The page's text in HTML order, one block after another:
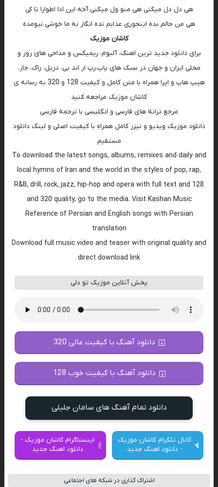
هی دل دل میکنی هی منو ول میکنی آخه این ادا اطوارا تا کی
هی من حالم بده اینجوری عذابم نده انگار به ما خوشی نیومده
کاشان موزیک
برای دانلود جدید ترین اهنگ، آلبوم، ریمیکس و مداحی های روز و
محلی ایران و جهان در سبک های پاپ،رپ ار اند بی، دریل، راک، جاز،
هیپ هاپ و اپرا همراه با متن کامل و کیفیت 128 و 320 به رسانه ی
کاشان موزیک مراجعه کنید
مرجع ترانه های فارسی و انگلیسی با ترجمه فارسی
دانلود موزیک ویدیو و تیزر کامل همراه با کیفیت اصلی و لینک دانلود
مستقیم
To download the latest songs, albums, remixes and daily and
local hymns of Iran and the world in the styles of pop, rap,
R&B, drill, rock, jazz, hip-hop and opera with full text and 128
and 320 quality, go to the media. Visit Kashan Music
Reference of Persian and English songs with Persian
translation
Download full music video and teaser with original quality and
direct download link
پخش آنلاین موزیک تو دلی
دانلود آهنگ با کیفیت عالی 320
دانلود آهنگ با کیفیت خوب 128
دانلود تمام آهنگ های سامان جلیلی
کانال تلگرام کاشان موزیک
- دانلود اهنگ جدید
اینستاگرام کاشان موزیک -
دانلود اهنگ جدید
اشتراک گذاری در شبکه های اجتماعی